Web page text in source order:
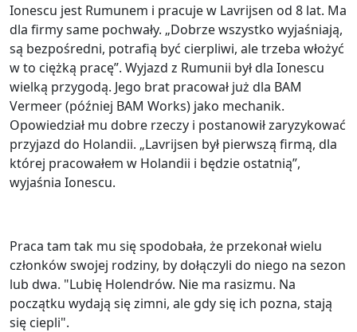
Ionescu jest Rumunem i pracuje w Lavrijsen od 8 lat. Ma
dla firmy same pochwały. „Dobrze wszystko wyjaśniają,
są bezpośredni, potrafią być cierpliwi, ale trzeba włożyć
w to ciężką pracę”. Wyjazd z Rumunii był dla Ionescu
wielką przygodą. Jego brat pracował już dla BAM
Vermeer (później BAM Works) jako mechanik.
Opowiedział mu dobre rzeczy i postanowił zaryzykować
przyjazd do Holandii. „Lavrijsen był pierwszą firmą, dla
której pracowałem w Holandii i będzie ostatnią”,
wyjaśnia Ionescu.
Praca tam tak mu się spodobała, że przekonał wielu
członków swojej rodziny, by dołączyli do niego na sezon
lub dwa. "Lubię Holendrów. Nie ma rasizmu. Na
początku wydają się zimni, ale gdy się ich pozna, stają
się ciepli".